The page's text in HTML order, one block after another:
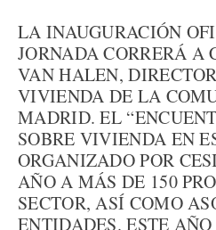
LA INAUGURACIÓN
JORNADA CORRERÁ A
VAN HALEN,
VIVIENDA DE LA
MADRID. EL
SOBRE VIVIENDA EN
ORGANIZADO POR
AÑO A MÁS DE 150
SECTOR, ASÍ COMO
ENTIDADES. ESTE